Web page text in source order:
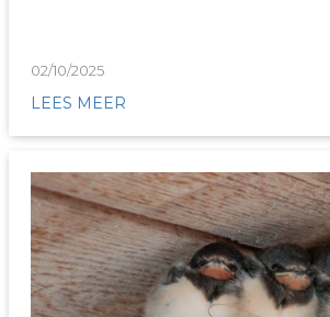
02/10/2025
LEES MEER